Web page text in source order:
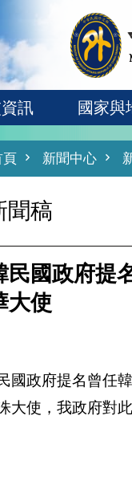
訊 國家與
頁 新聞中心
聞稿
民國政府提
大使
國政府提名曾任
大使，我政府對